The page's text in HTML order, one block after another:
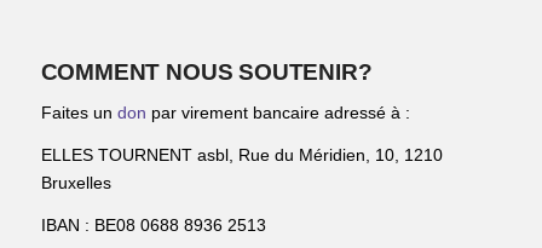
COMMENT NOUS SOUTENIR?
Faites un don par virement bancaire adressé à :
ELLES TOURNENT asbl, Rue du Méridien, 10, 1210
Bruxelles
IBAN : BE08 0688 8936 2513